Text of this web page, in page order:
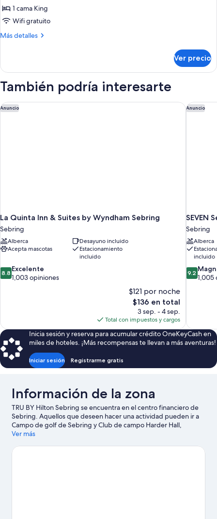
1 cama King
Wifi gratuito
Más detalles
Más
Room
Roll-
Shower-
Mobility
Ver precio
También podría interesarte
Anuncio
La Quinta Inn & Suites by Wyndham Sebring
Sebring
Alberca
Desayuno incluido
Acepta mascotas
Estacionamiento
incluido
8.8
de
8.8 Excelente
1,003 opiniones
$121 por noche
El
precio
actual
es
de
$136
$136 en total
3 sep. - 4 sep.
Total con impuestos y cargos
La Quinta Inn & Suites by Wyndham Sebring Anuncio
SEVEN
Sebring
Alberca
incluido
9.2
de
9.2
1,005
SEVEN
Inicia sesión y reserva para acumular crédito OneKeyCash en
miles de hoteles. ¡Más recompensas te llevan a más aventuras!
Iniciar sesión Registrarme gratis
Información de la zona
TRU BY Hilton Sebring se encuentra en el centro financiero de
Sebring. Aquellos que deseen hacer una actividad pueden ir a
Campo de golf de Sebring y Club de campo Harder Hall,
mientras que quienes quieran apreciar la belleza natural del área
Ranch Phase I Conservation Easement. También vale la pena
Ver más